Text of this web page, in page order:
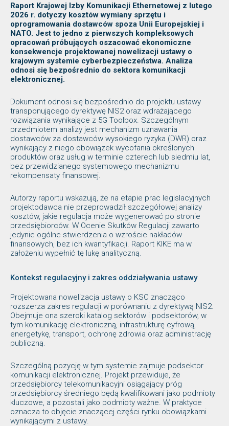
Raport Krajowej Izby Komunikacji Ethernetowej z lutego
2026 r. dotyczy kosztów wymiany sprzętu i
oprogramowania dostawców spoza Unii Europejskiej i
NATO. Jest to jedno z pierwszych kompleksowych
opracowań próbujących oszacować ekonomiczne
konsekwencje projektowanej nowelizacji ustawy o
krajowym systemie cyberbezpieczeństwa. Analiza
odnosi się bezpośrednio do sektora komunikacji
elektronicznej.
Dokument odnosi się bezpośrednio do projektu ustawy
transponującego dyrektywę NIS2 oraz wdrażającego
rozwiązania wynikające z 5G Toolbox. Szczególnym
przedmiotem analizy jest mechanizm uznawania
dostawców za dostawców wysokiego ryzyka (DWR) oraz
wynikający z niego obowiązek wycofania określonych
produktów oraz usług w terminie czterech lub siedmiu lat,
bez przewidzianego systemowego mechanizmu
rekompensaty finansowej.
Autorzy raportu wskazują, że na etapie prac legislacyjnych
projektodawca nie przeprowadził szczegółowej analizy
kosztów, jakie regulacja może wygenerować po stronie
przedsiębiorców. W Ocenie Skutków Regulacji zawarto
jedynie ogólne stwierdzenia o wzroście nakładów
finansowych, bez ich kwantyfikacji. Raport KIKE ma w
założeniu wypełnić tę lukę analityczną.
Kontekst regulacyjny i zakres oddziaływania ustawy
Projektowana nowelizacja ustawy o KSC znacząco
rozszerza zakres regulacji w porównaniu z dyrektywą NIS2.
Obejmuje ona szeroki katalog sektorów i podsektorów, w
tym komunikację elektroniczną, infrastrukturę cyfrową,
energetykę, transport, ochronę zdrowia oraz administrację
publiczną.
Szczególną pozycję w tym systemie zajmuje podsektor
komunikacji elektronicznej. Projekt przewiduje, że
przedsiębiorcy telekomunikacyjni osiągający próg
przedsiębiorcy średniego będą kwalifikowani jako podmioty
kluczowe, a pozostali jako podmioty ważne. W praktyce
oznacza to objęcie znaczącej części rynku obowiązkami
wynikającymi z ustawy.